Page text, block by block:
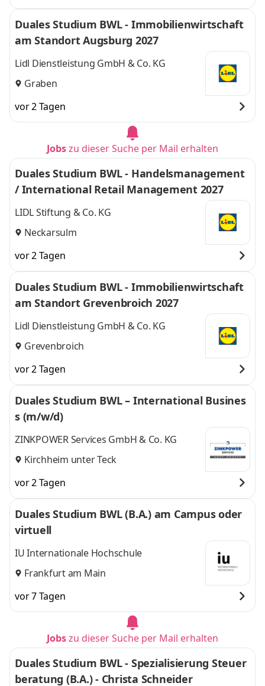
Duales Studium BWL - Immobilienwirtschaft
am Standort Augsburg 2027
Lidl Dienstleistung GmbH & Co. KG
Graben
vor 2 Tagen
Jobszu dieser Suche per Mail erhalten
Duales Studium BWL - Handelsmanagement
/ International Retail Management 2027
LIDL Stiftung & Co. KG
Neckarsulm
vor 2 Tagen
Duales Studium BWL - Immobilienwirtschaft
am Standort Grevenbroich 2027
Lidl Dienstleistung GmbH & Co. KG
Grevenbroich
vor 2 Tagen
Duales Studium BWL – International Busines
s (m/w/d)
ZINKPOWER Services GmbH & Co. KG
Kirchheim unter Teck
vor 2 Tagen
Duales Studium BWL (B.A.) am Campus oder
virtuell
IU Internationale Hochschule
Frankfurt am Main
vor 7 Tagen
Jobszu dieser Suche per Mail erhalten
Duales Studium BWL - Spezialisierung Steuer
beratung (B.A.) - Christa Schneider